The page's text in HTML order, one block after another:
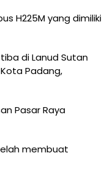
H225M yang dimiliki
di Lanud Sutan
Padang,
Pasar Raya
membuat